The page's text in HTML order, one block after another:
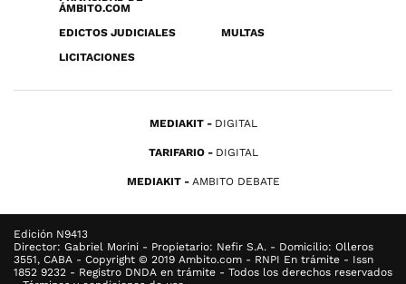
ÁMBITO.COM
EDICTOS JUDICIALES
MULTAS
LICITACIONES
MEDIAKIT DIGITAL
TARIFARIO DIGITAL
MEDIAKIT AMBITO DEBATE
Edición N9413
Director: Gabriel Morini - Propietario: Nefir S.A. - Domicilio: Olleros
3551, CABA - Copyright © 2019 Ambito.com - RNPI En trámite - Issn
1852 9232 - Registro DNDA en trámite - Todos los derechos reservados